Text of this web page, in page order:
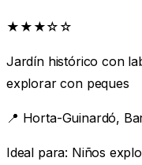
★★★☆☆
Jardín histórico con
explorar con peques
📍 Horta-Guinardó,
Ideal para: Niños